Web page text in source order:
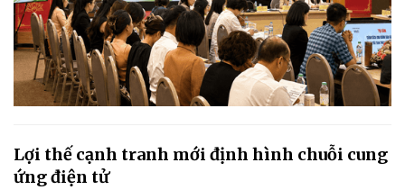
Lợi thế cạnh tranh mới định hình chuỗi cung
ứng điện tử